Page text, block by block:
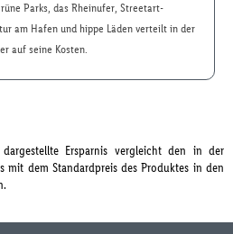
Parks, das Rheinufer, Streetart-
am Hafen und hippe Läden verteilt in der
auf seine Kosten.
dargestellte Ersparnis vergleicht den in der
mit dem Standardpreis des Produktes in den